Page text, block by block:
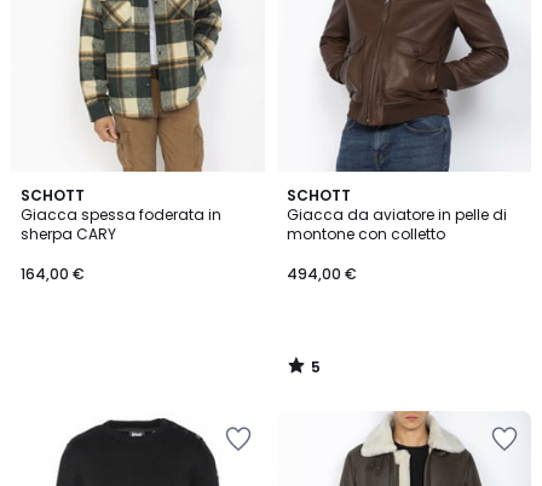
SCHOTT
Giacca spessa foderata in
sherpa CARY
164,00 €
SCHOTT
Giacca da aviatore in pelle di
montone con colletto
494,00 €
5
/
5
5
/